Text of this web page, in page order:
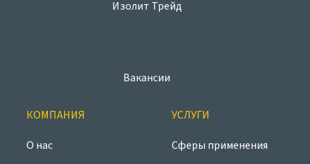
Вакансии
КОМПАНИЯ
О нас
УСЛУГИ
Сферы применения